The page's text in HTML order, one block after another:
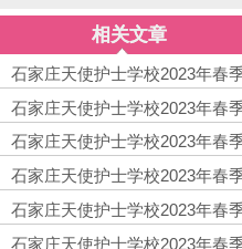
相关文章
石家庄天使护士学校2023年春
石家庄天使护士学校2023年春
石家庄天使护士学校2023年春
石家庄天使护士学校2023年春
石家庄天使护士学校2023年春
石家庄天使护士学校2023年春